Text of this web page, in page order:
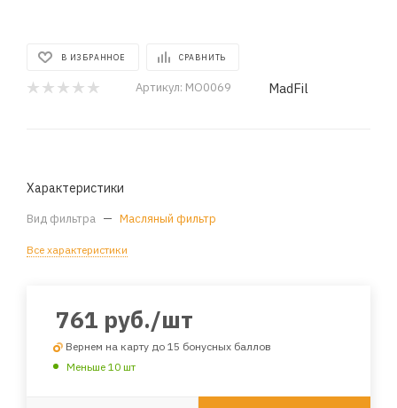
В ИЗБРАННОЕ СРАВНИТЬ
Артикул: MO0069 MadFil
Характеристики
Вид фильтра — Масляный фильтр
Все характеристики
761 руб./шт
Вернем на карту до 15 бонусных баллов
Меньше 10 шт